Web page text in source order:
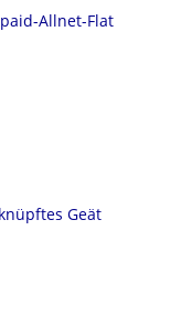
Allnet-Flat
Geät